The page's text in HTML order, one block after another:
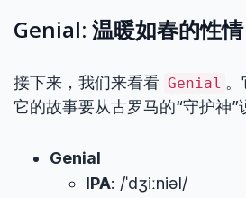
Genial: 温暖如春的性情
接下来，我们来看看 Genial 。
它的故事要从古罗马的“守护神”
Genial
IPA: /ˈdʒiːniəl/